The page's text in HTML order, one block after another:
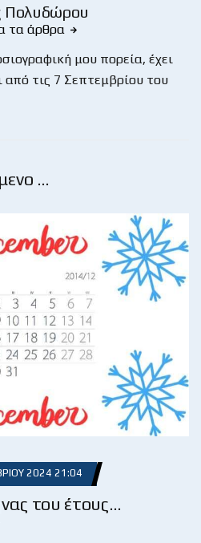
Πολυδώρου
τα άρθρα
μου πορεία, έχει
από τις 7 Σεπτεμβρίου του
…
2024 21:04
του έτους…